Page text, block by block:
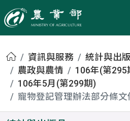
農業部
首頁資訊與服務 統計與出
農政與農情
106年(第295
106年5月(第299期)
寵物登記管理辦法部分條